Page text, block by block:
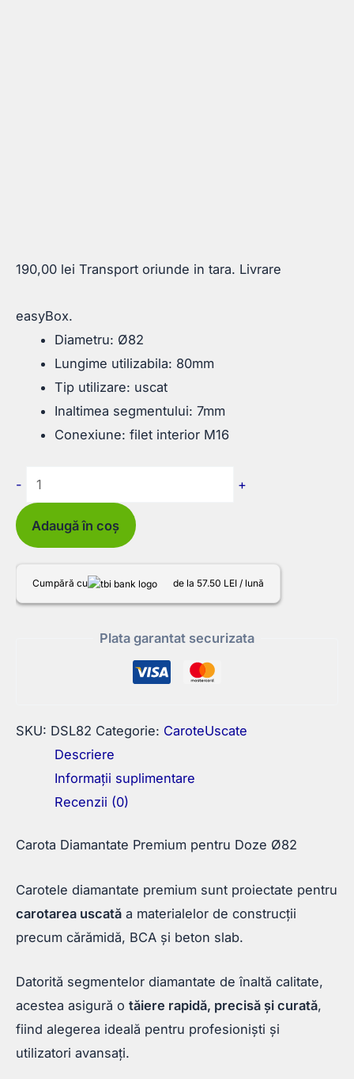
190,00 lei Transport oriunde in tara. Livrare
easyBox.
Diametru: Ø82
Lungime utilizabila: 80mm
Tip utilizare: uscat
Inaltimea segmentului: 7mm
Conexiune: filet interior M16
-
Cantitate
Carota
Diamantata
Premium
+
Adaugă în coș
Cumpără cu de la 57.50 LEI / lună
Plata garantat securizata
SKU: DSL82 Categorie: CaroteUscate
Descriere
Informații suplimentare
Recenzii (0)
Carota Diamantate Premium pentru Doze Ø82
Carotele diamantate premium sunt proiectate pentru
carotarea uscată a materialelor de construcții
precum cărămidă, BCA și beton slab.
Datorită segmentelor diamantate de înaltă calitate,
acestea asigură o tăiere rapidă, precisă și curată,
fiind alegerea ideală pentru profesioniști și
utilizatori avansați.